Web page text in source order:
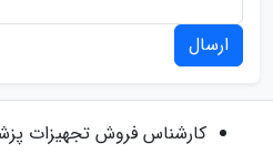
ارسال
کارشناس فروش تجهیزات